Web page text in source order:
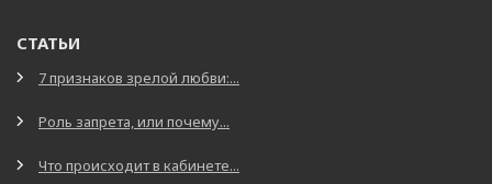
СТАТЬИ
7 признаков зрелой любви:...
Роль запрета, или почему...
Что происходит в кабинете...